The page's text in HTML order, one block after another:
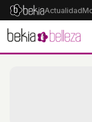
Actualidad